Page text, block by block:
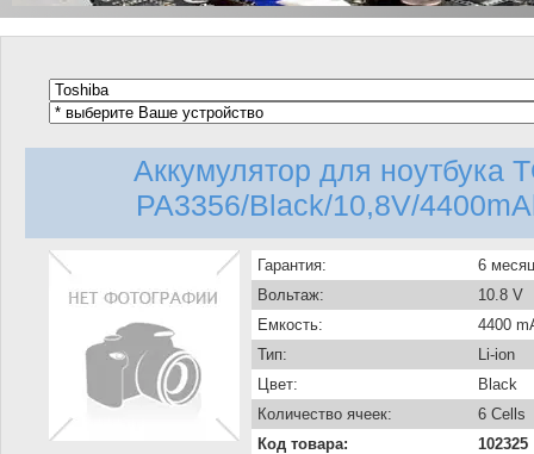
Аккумулятор для ноутбука
PA3356/Black/10,8V/
Гарантия:
6
Вольтаж:
10.8 V
Емкость:
4400
Тип:
Li-ion
Цвет:
Black
Количество ячеек:
6 Cells
Код товара:
102325